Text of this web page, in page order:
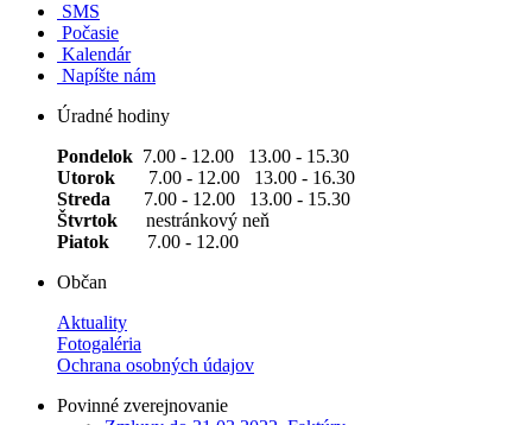
SMS
Počasie
Kalendár
Napíšte nám
Úradné hodiny
Pondelok 7.00 - 12.00 13.00 - 15.30
Utorok
7.00 - 12.00 13.00 - 16.30
Streda 7.00 - 12.00 13.00 - 15.30
Štvrtok
nestránkový neň
Piatok 7.00 - 12.00
Občan
Aktuality
Fotogaléria
Ochrana osobných údajov
Povinné zverejnovanie